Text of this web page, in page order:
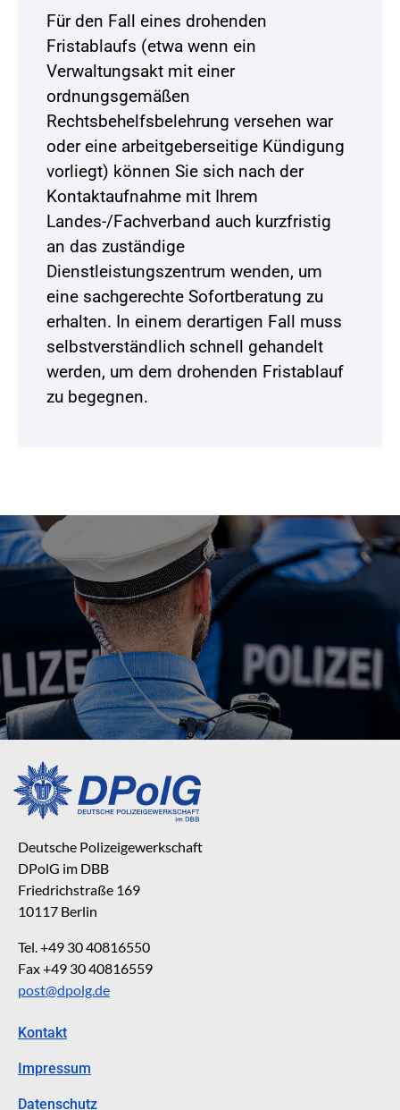
Für den Fall eines drohenden
Fristablaufs (etwa wenn ein
Verwaltungsakt mit einer
ordnungsgemäßen
Rechtsbehelfsbelehrung versehen war
oder eine arbeitgeberseitige Kündigung
vorliegt) können Sie sich nach der
Kontaktaufnahme mit Ihrem
Landes-/Fachverband auch kurzfristig
an das zuständige
Dienstleistungszentrum wenden, um
eine sachgerechte Sofortberatung zu
erhalten. In einem derartigen Fall muss
selbstverständlich schnell gehandelt
werden, um dem drohenden Fristablauf
zu begegnen.
Deutsche Polizeigewerkschaft
DPolG im DBB
Friedrichstraße 169
10117 Berlin
Tel. +49 30 40816550
Fax +49 30 40816559
post@dpolg.de
Kontakt
Impressum
Datenschutz